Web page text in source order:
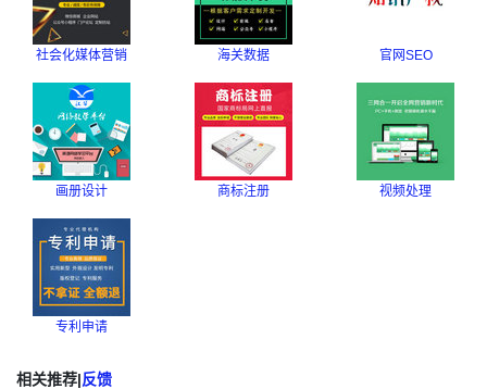
社会化媒体营销 海关数据 官网SEO
画册设计 商标注册 视频处理
专利申请
相关推荐|反馈